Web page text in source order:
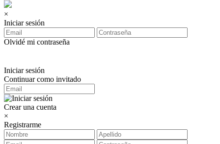
×
Iniciar sesión
Olvidé mi contraseña
Iniciar sesión
Continuar como invitado
Crear una cuenta
×
Registrarme